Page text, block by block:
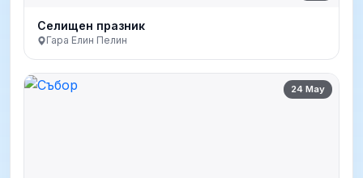
Селищен празник
Гара Елин Пелин
24 May